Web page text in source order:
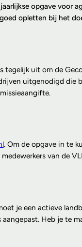
opgave voor
opletten bij het
tegelijk uit om de
uitgenodigd die
. Om de opgave in te
van de
je een actieve
aangepast. Heb je te